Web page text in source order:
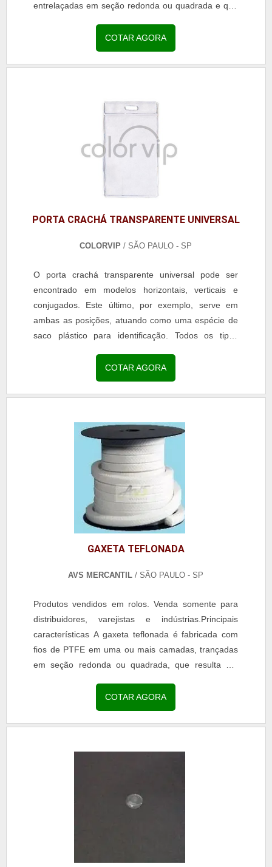
entrelaçadas em seção redonda ou quadrada e que
COTAR AGORA
PORTA CRACHÁ TRANSPARENTE UNIVERSAL
COLORVIP / SÃO PAULO - SP
O porta crachá transparente universal pode ser
encontrado em modelos horizontais, verticais e
conjugados. Este último, por exemplo, serve em
ambas as posições, atuando como uma espécie de
saco plástico para identificação. Todos os tipos
durabilidade e impossibilidade de sofrer danos com
facilidade. O QUE É PORTA CRACHÁ UNIVERSALO
artefato é muito utilizado em ambientes como
suma, proporciona vasta .
COTAR AGORA
GAXETA TEFLONADA
AVS MERCANTIL / SÃO PAULO - SP
Produtos vendidos em rolos. Venda somente para
distribuidores, varejistas e indústrias.Principais
características A gaxeta teflonada é fabricada com
fios de PTFE em uma ou mais camadas, trançadas
em seção redonda ou quadrada, que resulta em
COTAR AGORA